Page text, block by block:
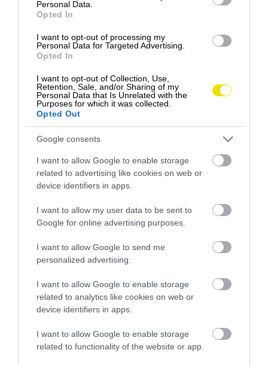
Personal Data.
Opted In
I want to opt-out of processing my
Personal Data for Targeted Advertising.
Opted In
I want to opt-out of Collection, Use,
Retention, Sale, and/or Sharing of my
Personal Data that Is Unrelated with the
Purposes for which it was collected.
Opted Out
Google consents
I want to allow Google to enable storage
related to advertising like cookies on web or
device identifiers in apps.
I want to allow my user data to be sent to
Google for online advertising purposes.
I want to allow Google to send me
personalized advertising.
I want to allow Google to enable storage
related to analytics like cookies on web or
device identifiers in apps.
I want to allow Google to enable storage
related to functionality of the website or app.
Zobraziť tento príspevok na Instagrame